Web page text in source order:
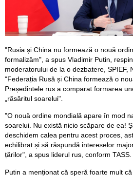
"Rusia și China nu formează o nouă
formalizăm", a spus Vladimir Putin,
moderatorului de la o dezbatere, SPIEF,
"Federația Rusă și China formează o
Președintele rus a comparat formarea
„răsăritul soarelui".
"O nouă ordine mondială apare în mod
soarelui. Nu există nicio scăpare de ea!
deschidem calea pentru acest proces,
echilibrat și să răspundă intereselor
țărilor", a spus liderul rus, conform TASS.
Putin a menționat că speră foarte mult